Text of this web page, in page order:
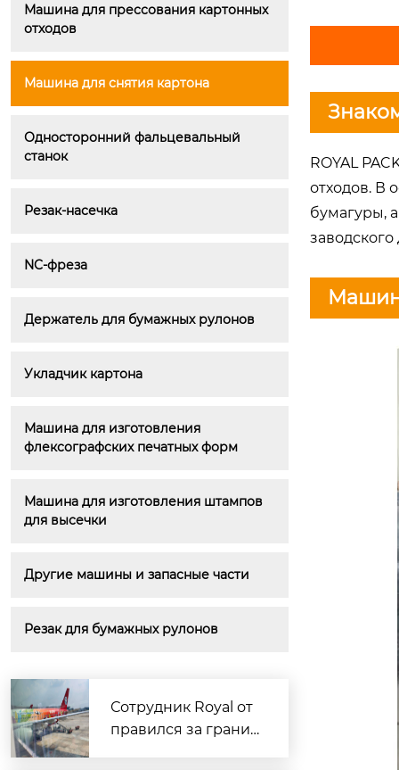
Машина для прессования картонных
отходов
Машина для снятия картона
Односторонний фальцевальный
станок
Резак-насечка
NC-фреза
Держатель для бумажных рулонов
Укладчик картона
Машина для изготовления
флексографских печатных форм
Машина для изготовления штампов
для высечки
Другие машины и запасные части
Резак для бумажных рулонов
Сотрудник Royal от
правился за границ
ROYAL
отходов. В
бумагуры,
заводского